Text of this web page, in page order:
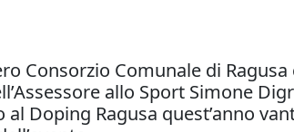
Consorzio Comunale di Ragusa
allo Sport Simone
Doping Ragusa quest’anno